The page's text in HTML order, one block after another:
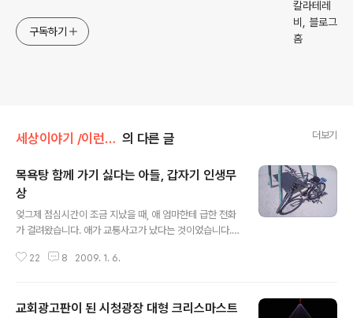
구독하기
세상이야기 /이런저런이야기 의 다른 글 더보기
목욕탕 함께 가기 싫다는 아들, 갑자기 인생무
상
엊그제 점심시간이 조금 지났을 때, 애 엄마한테 급한 전화
가 걸려왔습니다. 애가 교통사고가 났다는 것이었습니다.
니 걱정이 안 될 수가 없었습니다. 괜히 아이 엄마한테 신경
부랴부랴 병원으로 갔습니다. 아이는 병원로비 의자에 멀
22 8 2009. 1. 6.
교회광고판이 된 시청광장 대형 크리스마스트